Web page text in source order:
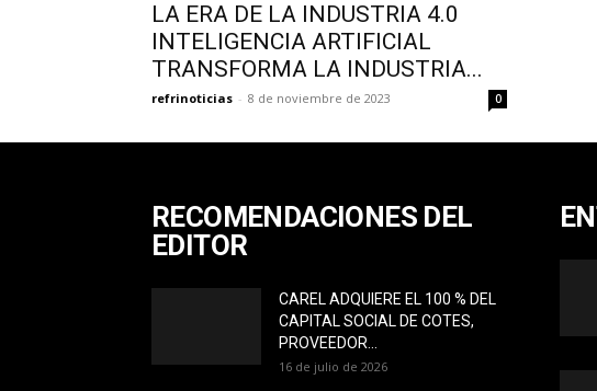
LA ERA DE LA INDUSTRIA 4.0
INTELIGENCIA ARTIFICIAL
TRANSFORMA LA INDUSTRIA...
refrinoticias - 8 de noviembre de 2023 0
RECOMENDACIONES DEL
EDITOR
CAREL ADQUIERE EL 100 % DEL
CAPITAL SOCIAL DE COTES,
PROVEEDOR...
16 de julio de 2026